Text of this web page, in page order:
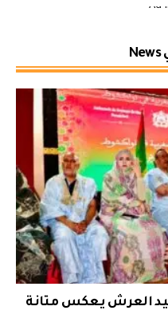
العرش يعكس متانة